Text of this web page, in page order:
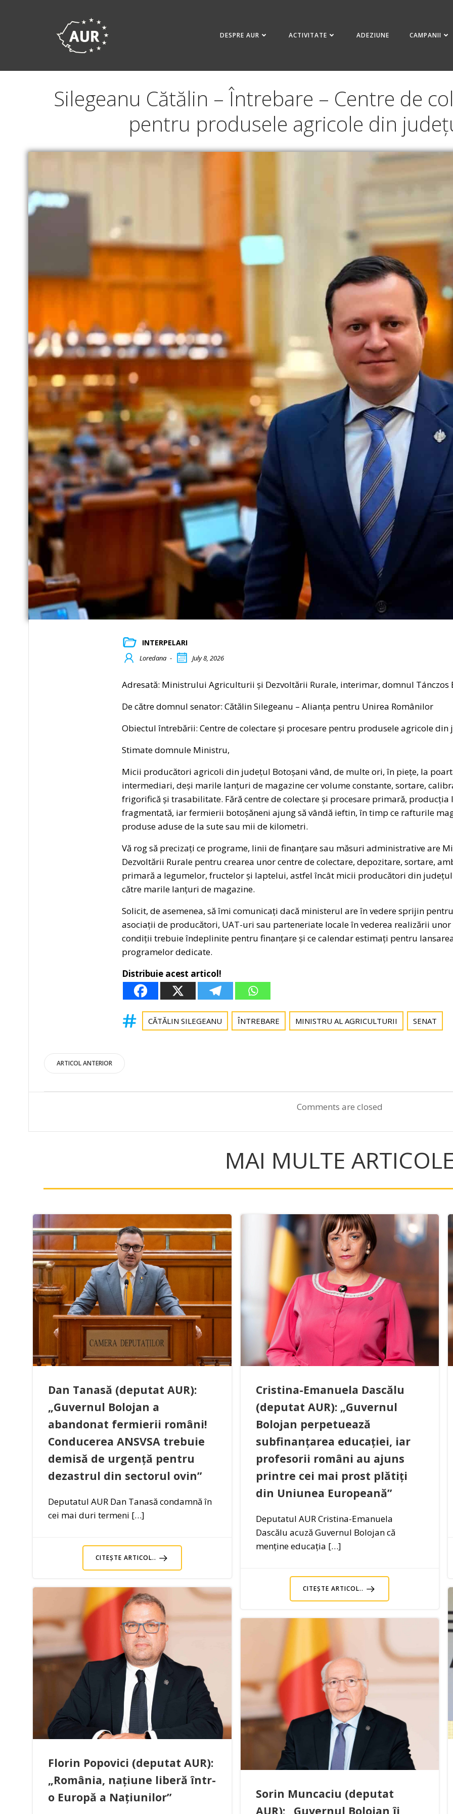
DESPRE AUR ACTIVITATE ADEZIUNE CAMPANII
Silegeanu Cătălin – Întrebare – Centre de
pentru produsele agricole din
INTERPELARI
Loredana - July 8, 2026
Adresată: Ministrului Agriculturii și Dezvoltării Rurale, interimar, domnul Tánczos
De către domnul senator: Cătălin Silegeanu – Alianța pentru Unirea Românilor
Obiectul întrebării: Centre de colectare și procesare pentru produsele agricole
Stimate domnule Ministru,
Micii producători agricoli din județul Botoșani vând, de multe ori, în piețe, la
intermediari, deși marile lanțuri de magazine cer volume constante, sortare,
frigorifică și trasabilitate. Fără centre de colectare și procesare primară, producția
fragmentată, iar fermierii botoșăneni ajung să vândă ieftin, în timp ce rafturile
produse aduse de la sute sau mii de kilometri.
Vă rog să precizați ce programe, linii de finanțare sau măsuri administrative are
Dezvoltării Rurale pentru crearea unor centre de colectare, depozitare, sortare,
primară a legumelor, fructelor și laptelui, astfel încât micii producători din
către marile lanțuri de magazine.
Solicit, de asemenea, să îmi comunicați dacă ministerul are în vedere sprijin
asociații de producători, UAT-uri sau parteneriate locale în vederea realizării unor
condiții trebuie îndeplinite pentru finanțare și ce calendar estimați pentru
programelor dedicate.
Distribuie acest articol!
CĂTĂLIN SILEGEANU ÎNTREBARE MINISTRU AL AGRICULTURII SENAT
Post
navigation
ARTICOL ANTERIOR
navigation
Comments are closed
MAI MULTE
Dan Tanasă (deputat AUR):
„Guvernul Bolojan a
abandonat fermierii români!
Conducerea ANSVSA trebuie
demisă de urgență pentru
dezastrul din sectorul ovin”
Deputatul AUR Dan Tanasă condamnă în
cei mai duri termeni […]
CITEȘTE ARTICOL..
Cristina-Emanuela Dascălu
(deputat AUR): „Guvernul
Bolojan perpetuează
subfinanțarea educației, iar
profesorii români au ajuns
printre cei mai prost plătiți
din Uniunea Europeană”
Deputatul AUR Cristina-Emanuela
Dascălu acuză Guvernul Bolojan că
menține educația […]
CITEȘTE ARTICOL..
Florin Popovici (deputat AUR):
„România, națiune liberă într-
o Europă a Națiunilor”
Sorin Muncaciu (deputat
AUR): „Guvernul Bolojan îi